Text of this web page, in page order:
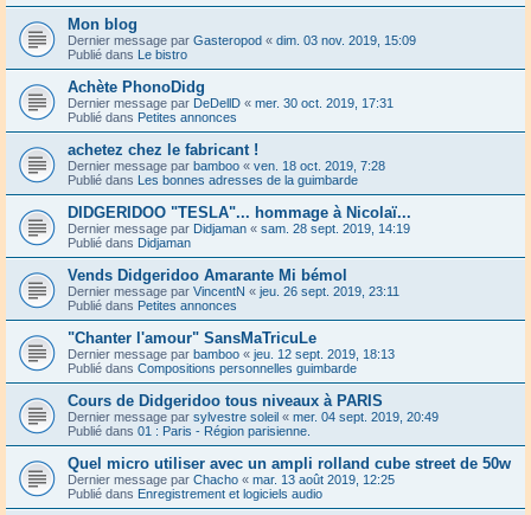
Mon blog
Dernier message par Gasteropod « dim. 03 nov. 2019, 15:09
Publié dans Le bistro
Achète PhonoDidg
Dernier message par DeDellD « mer. 30 oct. 2019, 17:31
Publié dans Petites annonces
achetez chez le fabricant !
Dernier message par bamboo « ven. 18 oct. 2019, 7:28
Publié dans Les bonnes adresses de la guimbarde
DIDGERIDOO "TESLA"... hommage à Nicolaï...
Dernier message par Didjaman « sam. 28 sept. 2019, 14:19
Publié dans Didjaman
Vends Didgeridoo Amarante Mi bémol
Dernier message par VincentN « jeu. 26 sept. 2019, 23:11
Publié dans Petites annonces
"Chanter l'amour" SansMaTricuLe
Dernier message par bamboo « jeu. 12 sept. 2019, 18:13
Publié dans Compositions personnelles guimbarde
Cours de Didgeridoo tous niveaux à PARIS
Dernier message par sylvestre soleil « mer. 04 sept. 2019, 20:49
Publié dans 01 : Paris - Région parisienne.
Quel micro utiliser avec un ampli rolland cube street de 50w
Dernier message par Chacho « mar. 13 août 2019, 12:25
Publié dans Enregistrement et logiciels audio